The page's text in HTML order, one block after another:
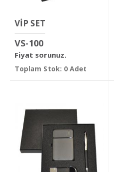
VİP SET
VS-100
Fiyat sorunuz.
Toplam Stok: 0 Adet